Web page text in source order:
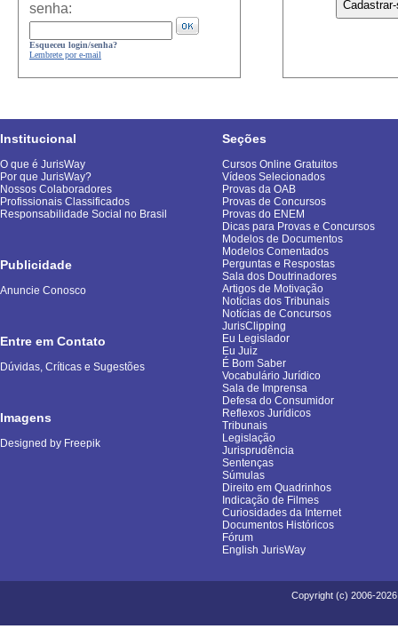
senha:
Esqueceu login/senha?
Lembrete por e-mail
Institucional
O que é JurisWay
Por que JurisWay?
Nossos Colaboradores
Profissionais Classificados
Responsabilidade Social no Brasil
Publicidade
Anuncie Conosco
Entre em Contato
Dúvidas, Críticas e Sugestões
Imagens
Designed by Freepik
Seções
Cursos Online Gratuitos
Vídeos Selecionados
Provas da OAB
Provas de Concursos
Provas do ENEM
Dicas para Provas e Concursos
Modelos de Documentos
Modelos Comentados
Perguntas e Respostas
Sala dos Doutrinadores
Artigos de Motivação
Notícias dos Tribunais
Notícias de Concursos
JurisClipping
Eu Legislador
Eu Juiz
É Bom Saber
Vocabulário Jurídico
Sala de Imprensa
Defesa do Consumidor
Reflexos Jurídicos
Tribunais
Legislação
Jurisprudência
Sentenças
Súmulas
Direito em Quadrinhos
Indicação de Filmes
Curiosidades da Internet
Documentos Históricos
Fórum
English JurisWay
Copyright (c) 2006-